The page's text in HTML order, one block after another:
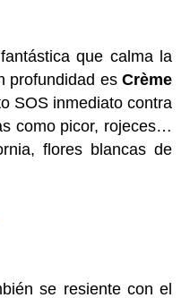
que calma la
profundidad es Crème
SOS inmediato contra
como picor, rojeces…
flores blancas de
se resiente con el